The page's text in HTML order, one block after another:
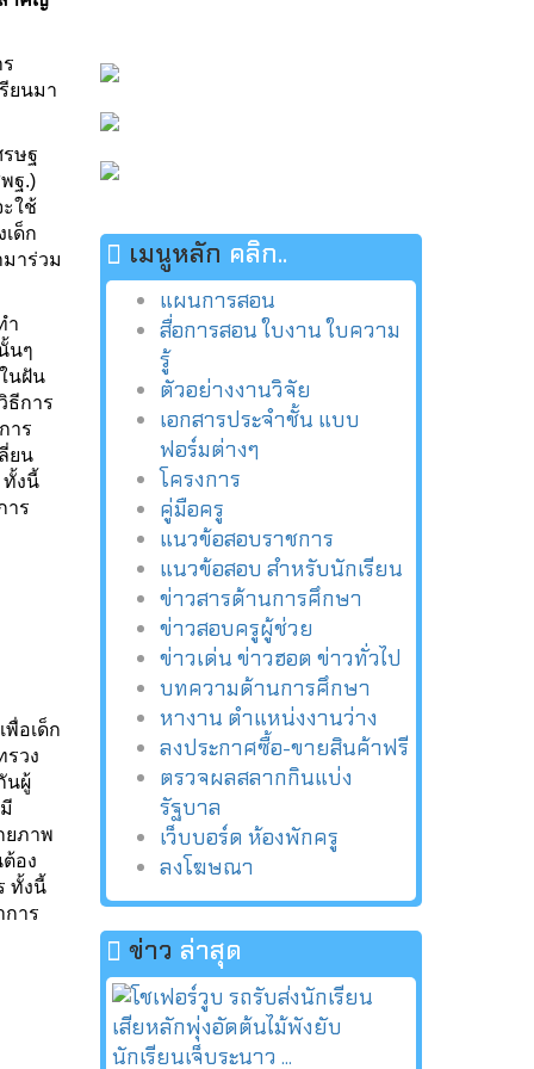
ยนมา
ษฐ
ฐ.)
ใช้
ด็ก
าร่วม
ำ
นๆ
นฝัน
ธีการ
าร
ยน
ทั้งนี้
าร
อเด็ก
รวง
นผู้
ยภาพ
อง
ทั้งนี้
าร
เมนูหลัก คลิก..
แผนการสอน
สื่อการสอน ใบงาน ใบความ
รู้
ตัวอย่างงานวิจัย
เอกสารประจำชั้น แบบ
ฟอร์มต่างๆ
โครงการ
คู่มือครู
แนวข้อสอบราชการ
แนวข้อสอบ สำหรับนักเรียน
ข่าวสารด้านการศึกษา
ข่าวสอบครูผู้ช่วย
ข่าวเด่น ข่าวฮอต ข่าวทั่วไป
บทความด้านการศึกษา
หางาน ตำแหน่งงานว่าง
ลงประกาศซื้อ-ขายสินค้าฟรี
ตรวจผลสลากกินแบ่ง
รัฐบาล
เว็บบอร์ด ห้องพักครู
ลงโฆษณา
ข่าว ล่าสุด